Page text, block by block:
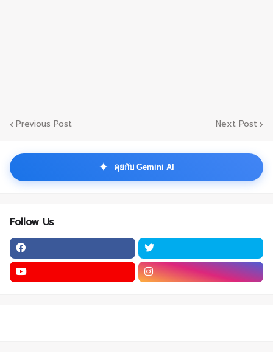
Previous Post Next Post
✦ คุยกับ Gemini AI
Follow Us